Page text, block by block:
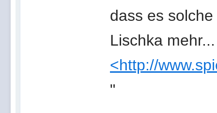
dass es
Lischka mehr...
<http://
"